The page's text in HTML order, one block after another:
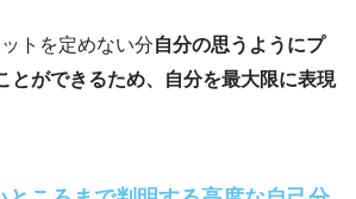
トを定めない分自分の思うようにプ
とができるため、自分を最大限に表現